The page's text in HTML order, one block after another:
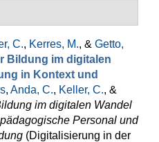
C., Kerres, M., & Getto,
Bildung im digitalen
in Kontext und
, Anda, C., Keller, C., &
im digitalen Wandel
Personal und
(Digitalisierung in der